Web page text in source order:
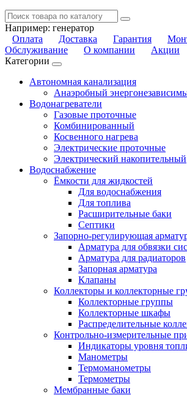
Например: генератор
Оплата
Доставка Гарантия
Обслуживание
О компании Акции
Категории
Автономная канализация
Анаэробный
Водонагреватели
Газовые проточные
Комбинированный
Косвенного нагрева
Электрические проточные
Электрический накопительный
Водоснабжение
Ёмкости для жидкостей
Для водоснабжения
Для топлива
Расширительные баки
Септики
Запорно-регулирующая
Арматура для обвязки
Арматура для радиаторов
Запорная арматура
Клапаны
Коллекторы и коллекторные
Коллекторные группы
Коллекторные шкафы
Распределительные
Контрольно-измерительные
Индикаторы уровня
Манометры
Термоманометры
Термометры
Мембранные баки